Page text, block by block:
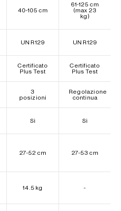
40-105 cm
61-125 cm
(max 23
kg)
UN R129 UN R129
Certificato
Plus Test
Certificato
Plus Test
3
posizioni
Regolazione
continua
Sì Sì
27-52 cm 27-53 cm
14.5 kg -